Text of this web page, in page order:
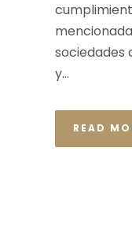
sociedades
y...
READ